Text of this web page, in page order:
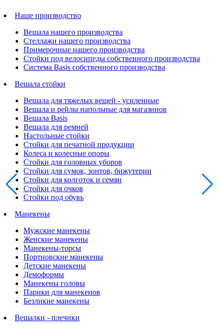
Наше производство
Вешала нашего производства
Стеллажи нашего производства
Примерочные нашего производства
Стойки под велосипеды собственного производства
Система Basis собственного производства
Вешала стойки
Вешала для тяжелых вещей - усиленные
Вешала и рейлы напольные для магазинов
Вешала Basis
Вешала для ремней
Настольные стойки
Стойки для печатной продукции
Колеса и колесные опоры
Стойки для головных уборов
Стойки для сумок, зонтов, бижутерии
Стойки для колготок и семян
Стойки для очков
Стойки под обувь
Манекены
Мужские манекены
Женские манекены
Манекены-торсы
Портновские манекены
Детские манекены
Демоформы
Манекены головы
Парики для манекенов
Безликие манекены
Вешалки - плечики